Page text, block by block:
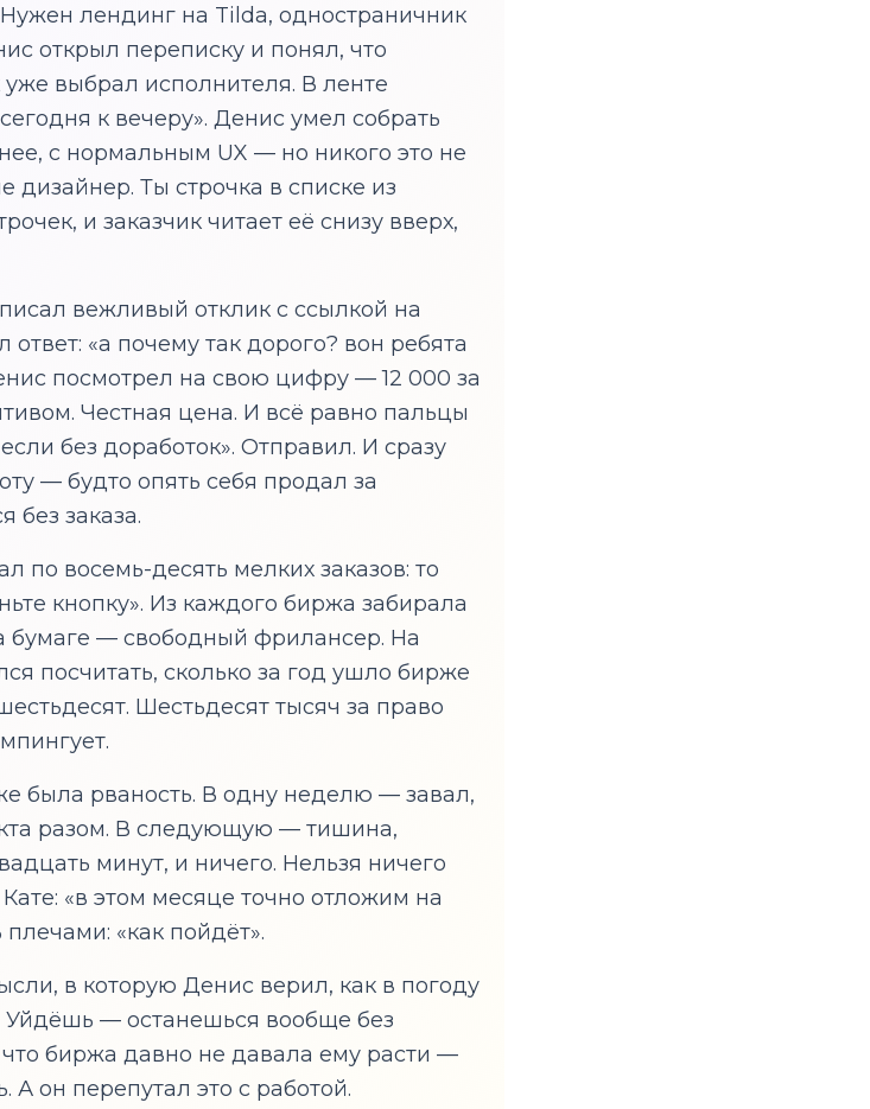
лендинг на Tilda, одностраничник
открыл переписку и понял, что
выбрал исполнителя. В ленте
к вечеру». Денис умел собрать
с нормальным UX — но никого это не
дизайнер. Ты строчка в списке из
и заказчик читает её снизу вверх,
вежливый отклик с ссылкой на
«а почему так дорого? вон ребята
посмотрел на свою цифру — 12 000 за
Честная цена. И всё равно пальцы
без доработок». Отправил. И сразу
— будто опять себя продал за
без заказа.
по восемь-десять мелких заказов: то
кнопку». Из каждого биржа забирала
бумаге — свободный фрилансер. На
посчитать, сколько за год ушло бирже
Шестьдесят тысяч за право
была рваность. В одну неделю — завал,
разом. В следующую — тишина,
минут, и ничего. Нельзя ничего
«в этом месяце точно отложим на
«как пойдёт».
в которую Денис верил, как в погоду
Уйдёшь — останешься вообще без
биржа давно не давала ему расти —
А он перепутал это с работой.